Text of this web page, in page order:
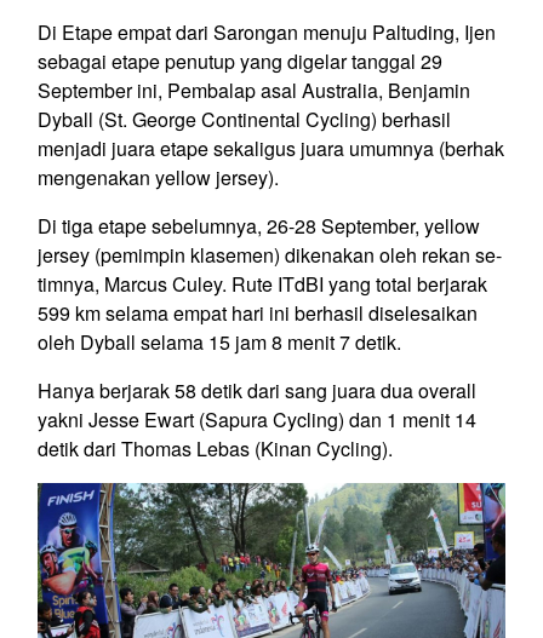
Di Etape empat dari Sarongan menuju Paltuding, Ijen
sebagai etape penutup yang digelar tanggal 29
September ini, Pembalap asal Australia, Benjamin
Dyball (St. George Continental Cycling) berhasil
menjadi juara etape sekaligus juara umumnya (berhak
mengenakan yellow jersey).
Di tiga etape sebelumnya, 26-28 September, yellow
jersey (pemimpin klasemen) dikenakan oleh rekan se-
timnya, Marcus Culey. Rute ITdBI yang total berjarak
599 km selama empat hari ini berhasil diselesaikan
oleh Dyball selama 15 jam 8 menit 7 detik.
Hanya berjarak 58 detik dari sang juara dua overall
yakni Jesse Ewart (Sapura Cycling) dan 1 menit 14
detik dari Thomas Lebas (Kinan Cycling).